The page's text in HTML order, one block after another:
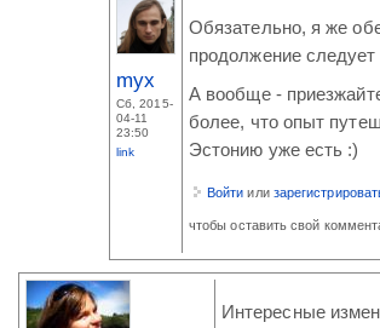
myx
Сб, 2015-
04-11
23:50
link
Обязательно, я же
продолжение следует
А вообще -
более, что опыт
Эстонию уже есть :)
Войти или
чтобы оставить свой
Интересные